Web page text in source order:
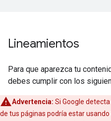
Lineamientos
Para que aparezca tu
debes cumplir con los
Advertencia: Si Google
de tus páginas podría estar